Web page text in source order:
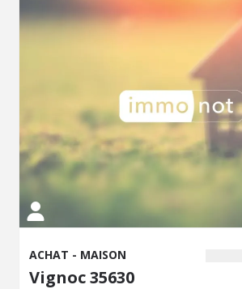
l'arrière (séjour/kitchenette, salle d'eau/
mezzanine). Zone Agricole du PLUi. Bel
Honoraires inclus de 3.87% TTC à la
l'acquéreur. Prix hors honoraires 450 000
énergie C, Classe climat C Montant
annuelles d'énergie pour un usage
1910.00 € et 2650.00 € sur les années
(abonnements compris). Les
auxquels ce bien est exposé sont
Géorisques : georisques.gouv.fr.
ACHAT - MAISON
Vignoc 35630